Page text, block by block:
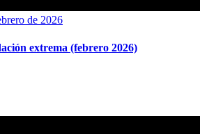
de 2026
extrema (febrero 2026)